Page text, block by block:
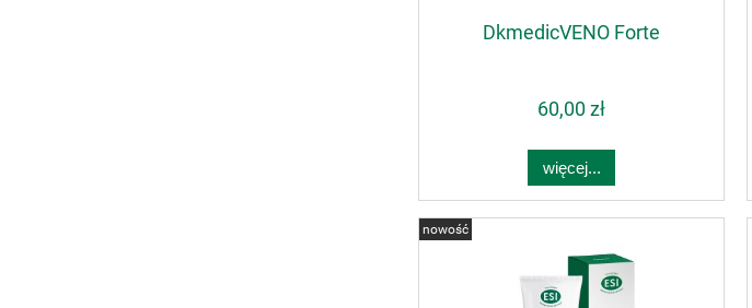
DkmedicVENO Forte
60,00 zł
więcej...
nowość